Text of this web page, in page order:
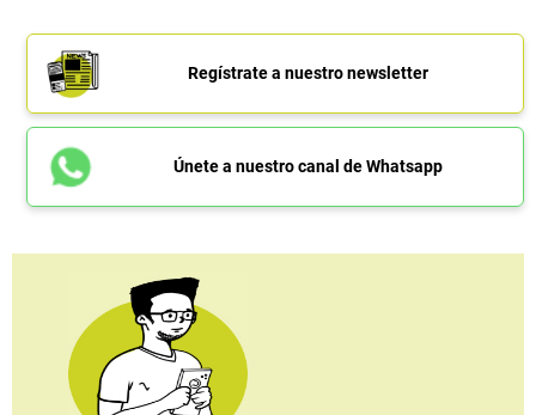
Regístrate a nuestro newsletter
Únete a nuestro canal de Whatsapp